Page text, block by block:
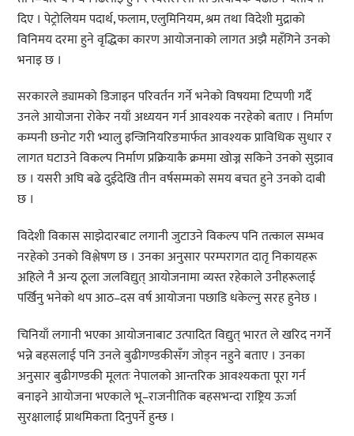
दिए । पेट्रोलियम पदार्थ, फलाम, एलुमिनियम, श्रम तथा विदेशी मुद्राको
विनिमय दरमा हुने वृद्धिका कारण आयोजनाको लागत अझै महँगिने उनको
भनाइ छ ।
सरकारले ड्यामको डिजाइन परिवर्तन गर्ने भनेको विषयमा टिप्पणी गर्दै
उनले आयोजना रोकेर नयाँ अध्ययन गर्न आवश्यक नरहेको बताए । निर्माण
कम्पनी छनोट गरी भ्यालु इन्जिनियरिङमार्फत आवश्यक प्राविधिक सुधार र
लागत घटाउने विकल्प निर्माण प्रक्रियाकै क्रममा खोज्न सकिने उनको सुझाव
छ । यसरी अघि बढे दुईदेखि तीन वर्षसम्मको समय बचत हुने उनको दाबी
छ ।
विदेशी विकास साझेदारबाट लगानी जुटाउने विकल्प पनि तत्काल सम्भव
नरहेको उनको विश्लेषण छ । उनका अनुसार परम्परागत दातृ निकायहरू
अहिले नै अन्य ठूला जलविद्युत् आयोजनामा व्यस्त रहेकाले उनीहरूलाई
पर्खिनु भनेको थप आठ–दस वर्ष आयोजना पछाडि धकेल्नु सरह हुनेछ ।
चिनियाँ लगानी भएका आयोजनाबाट उत्पादित विद्युत् भारत ले खरिद नगर्ने
भन्ने बहसलाई पनि उनले बुढीगण्डकीसँग जोड्न नहुने बताए । उनका
अनुसार बुढीगण्डकी मूलतः नेपालको आन्तरिक आवश्यकता पूरा गर्न
बनाइने आयोजना भएकाले भू–राजनीतिक बहसभन्दा राष्ट्रिय ऊर्जा
सुरक्षालाई प्राथमिकता दिनुपर्ने हुन्छ ।